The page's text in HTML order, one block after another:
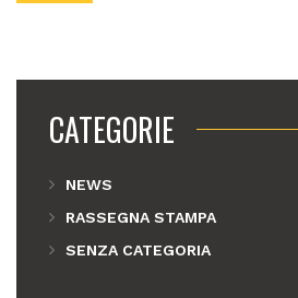
CATEGORIE
NEWS
RASSEGNA STAMPA
SENZA CATEGORIA